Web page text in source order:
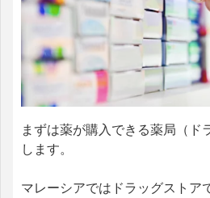
まずは薬が購入できる薬局（ド
します。
マレーシアではドラッグストア